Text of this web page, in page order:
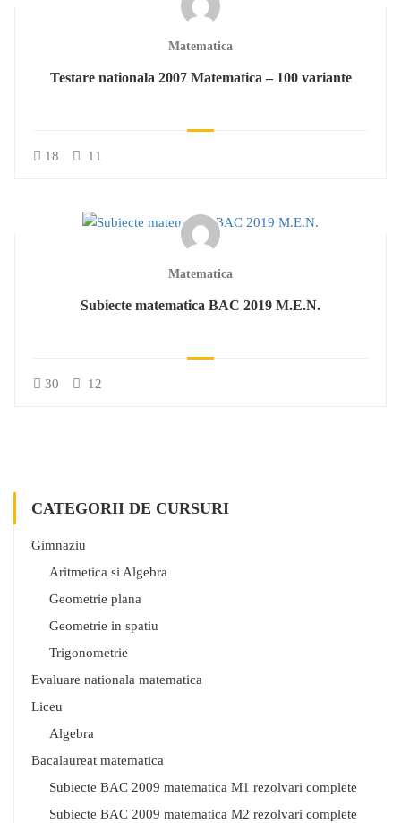
Matematica
Testare nationala 2007 Matematica – 100 variante
18 11
Matematica
Subiecte matematica BAC 2019 M.E.N.
30 12
CATEGORII DE CURSURI
Gimnaziu
Aritmetica si Algebra
Geometrie plana
Geometrie in spatiu
Trigonometrie
Evaluare nationala matematica
Liceu
Algebra
Bacalaureat matematica
Subiecte BAC 2009 matematica M1 rezolvari complete
Subiecte BAC 2009 matematica M2 rezolvari complete